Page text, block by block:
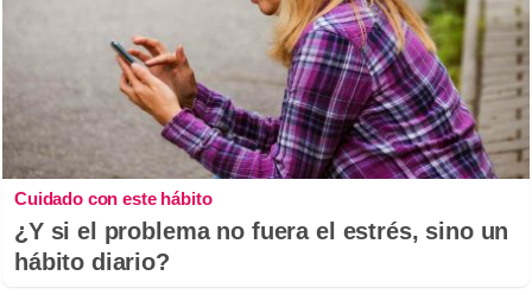
Cuidado con este hábito
¿Y si el problema no fuera el estrés, sino un
hábito diario?